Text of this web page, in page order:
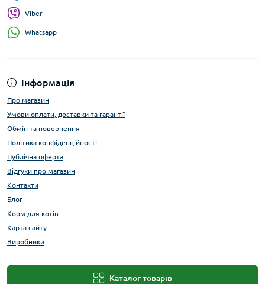
Інформація
Про магазин
Умови оплати, доставки та гарантії
Обмін та повернення
Політика конфіденційності
Публічна оферта
Відгуки про магазин
Контакти
Блог
Корм для котів
Карта сайту
Виробники
Каталог товарів
Viber
Whatsapp